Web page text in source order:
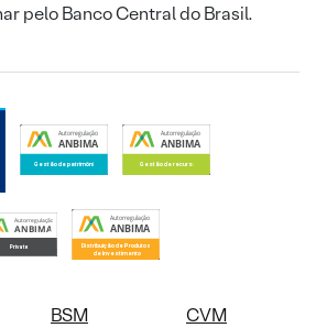
pelo Banco Central do Brasil.
BSM
CVM